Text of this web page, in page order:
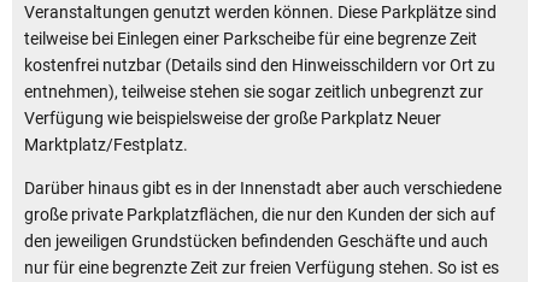
Veranstaltungen genutzt werden können. Diese Parkplätze sind
teilweise bei Einlegen einer Parkscheibe für eine begrenze Zeit
kostenfrei nutzbar (Details sind den Hinweisschildern vor Ort zu
entnehmen), teilweise stehen sie sogar zeitlich unbegrenzt zur
Verfügung wie beispielsweise der große Parkplatz Neuer
Marktplatz/Festplatz.
Darüber hinaus gibt es in der Innenstadt aber auch verschiedene
große private Parkplatzflächen, die nur den Kunden der sich auf
den jeweiligen Grundstücken befindenden Geschäfte und auch
nur für eine begrenzte Zeit zur freien Verfügung stehen. So ist es